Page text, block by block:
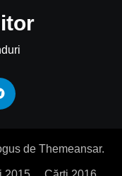
de Themeansar.